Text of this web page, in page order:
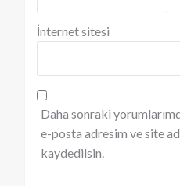
İnternet sitesi
Daha sonraki
e-posta adresim ve site
kaydedilsin.